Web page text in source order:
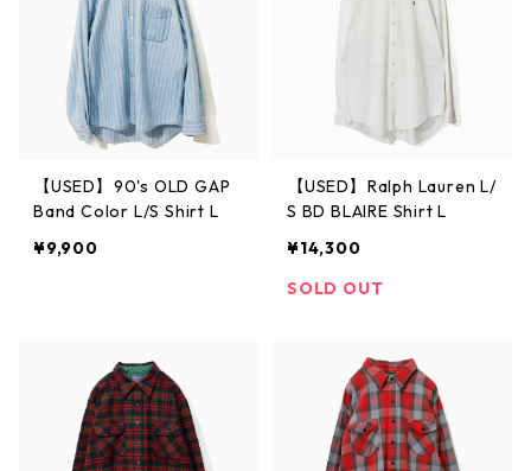
【USED】90's OLD GAP
Band Color L/S Shirt L
¥9,900
【USED】Ralph Lauren L/
S BD BLAIRE Shirt L
¥14,300
SOLD OUT